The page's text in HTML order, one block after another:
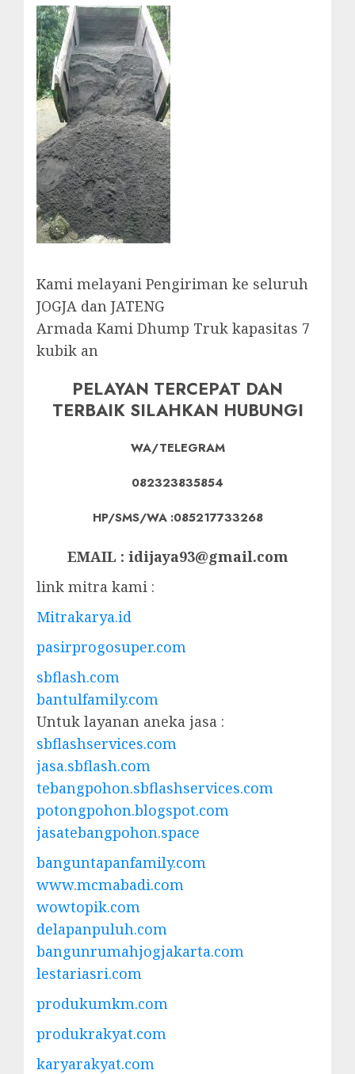
Kami melayani Pengiriman ke seluruh
JOGJA dan JATENG
Armada Kami Dhump Truk kapasitas 7
kubik an
PELAYAN TERCEPAT DAN
TERBAIK SILAHKAN HUBUNGI
WA/TELEGRAM
082323835854
HP/SMS/WA :085217733268
EMAIL : idijaya93@gmail.com
link mitra kami :
Mitrakarya.id
pasirprogosuper.com
sbflash.com
bantulfamily.com
Untuk layanan aneka jasa :
sbflashservices.com
jasa.sbflash.com
tebangpohon.sbflashservices.com
potongpohon.blogspot.com
jasatebangpohon.space
banguntapanfamily.com
www.mcmabadi.com
wowtopik.com
delapanpuluh.com
bangunrumahjogjakarta.com
lestariasri.com
produkumkm.com
produkrakyat.com
karyarakyat.com